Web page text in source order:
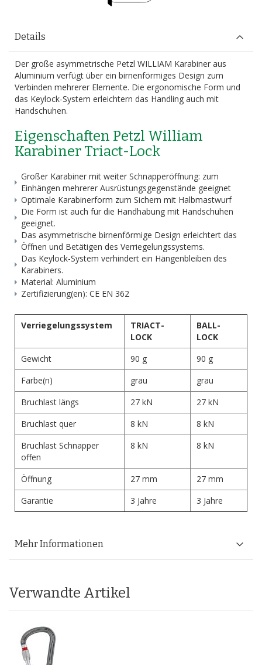
Details
Der große asymmetrische Petzl WILLIAM Karabiner aus
Aluminium verfügt über ein birnenförmiges Design zum
Verbinden mehrerer Elemente. Die ergonomische Form und
das Keylock-System erleichtern das Handling auch mit
Handschuhen.
Eigenschaften Petzl William
Karabiner Triact-Lock
Großer Karabiner mit weiter Schnapperöffnung: zum
Einhängen mehrerer Ausrüstungsgegenstände geeignet
Optimale Karabinerform zum Sichern mit Halbmastwurf
Die Form ist auch für die Handhabung mit Handschuhen
geeignet.
Das asymmetrische birnenförmige Design erleichtert das
Öffnen und Betätigen des Verriegelungssystems.
Das Keylock-System verhindert ein Hängenbleiben des
Karabiners.
Material: Aluminium
Zertifizierung(en): CE EN 362
Verriegelungssystem
TRIACT-
LOCK
BALL-
LOCK
Gewicht
90 g
90 g
Farbe(n)
grau
grau
Bruchlast längs
27 kN
27 kN
Bruchlast quer
8 kN
8 kN
Bruchlast Schnapper
offen
8 kN 8 kN
Öffnung 27 mm
27 mm
Garantie
3 Jahre 3 Jahre
Mehr Informationen
Verwandte Artikel